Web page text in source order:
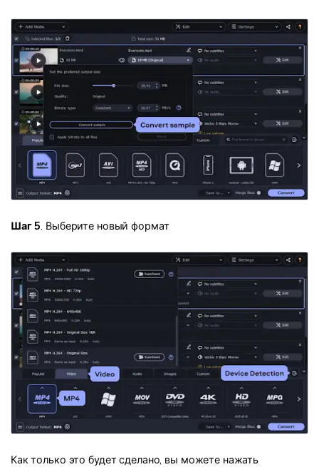
Шаг 5. Выберите новый формат
Как только это будет сделано, вы можете нажать